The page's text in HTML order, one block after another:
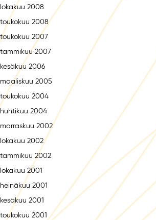
lokakuu 2008
toukokuu 2008
toukokuu 2007
tammikuu 2007
kesäkuu 2006
maaliskuu 2005
toukokuu 2004
huhtikuu 2004
marraskuu 2002
lokakuu 2002
tammikuu 2002
lokakuu 2001
heinäkuu 2001
kesäkuu 2001
toukokuu 2001